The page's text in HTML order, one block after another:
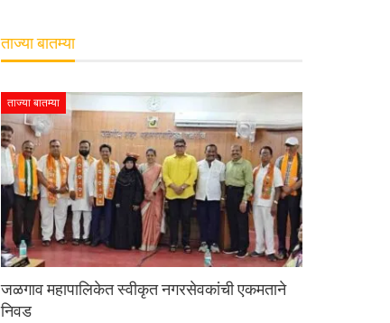
ताज्या बातम्या
ताज्या बातम्या
जळगाव महापालिकेत स्वीकृत नगरसेवकांची एकमताने
निवड